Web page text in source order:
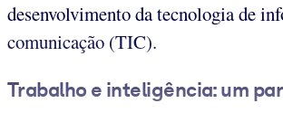
desenvolvimento da tecnologia de
comunicação (TIC).
Trabalho e inteligência: um